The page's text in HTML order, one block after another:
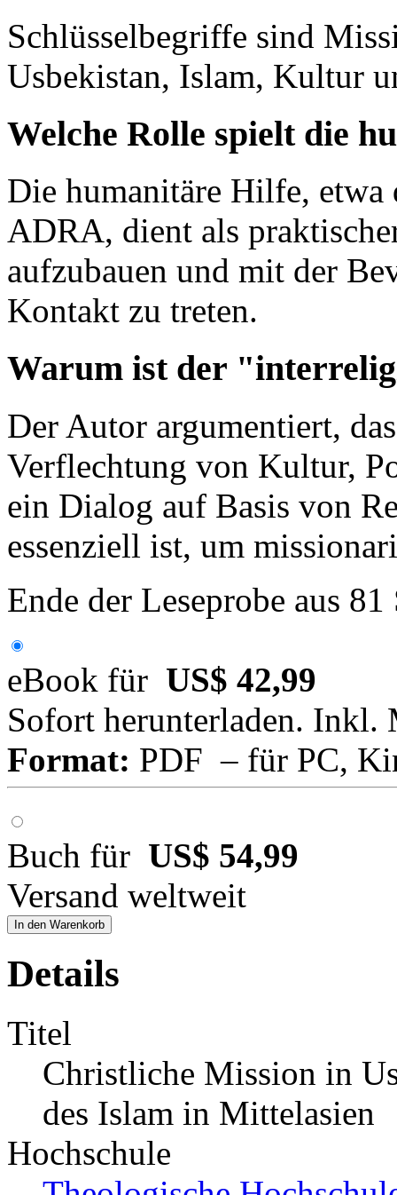
Schlüsselbegriffe sind
Usbekistan, Islam, Kultur
Welche Rolle spielt die
Die humanitäre Hilfe,
ADRA, dient als
aufzubauen und mit der
Kontakt zu treten.
Warum ist der
Der Autor argumentiert,
Verflechtung von Kultur,
ein Dialog auf Basis von
essenziell ist, um
Ende der Leseprobe aus
eBook für US$ 42,99
Sofort herunterladen. Inkl.
Format: PDF – für PC,
Buch für US$ 54,99
Versand weltweit
In den Warenkorb
Details
Titel
Christliche Mission in
des Islam in Mittelasien
Hochschule